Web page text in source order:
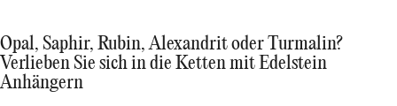
Opal, Saphir, Rubin, Alexandrit oder Turmalin?
Verlieben Sie sich in die Ketten mit Edelstein
Anhängern